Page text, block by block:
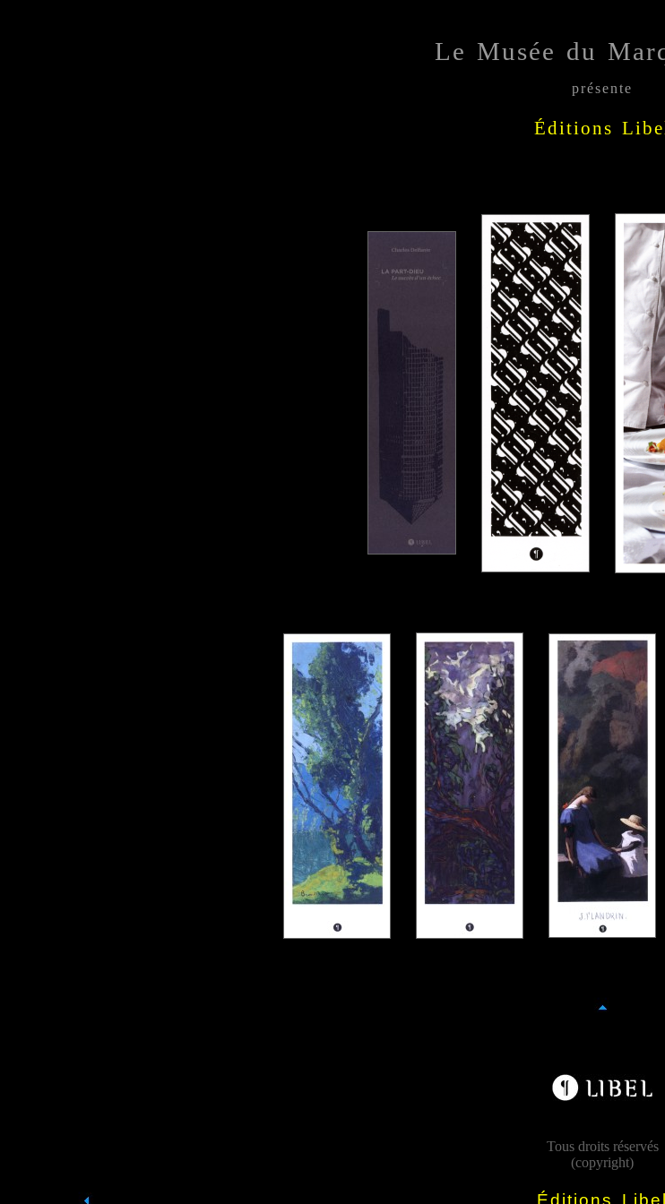
Le Musée du
présente
Éditions
Tous droits réservés
(copyright)
Éditions Libel